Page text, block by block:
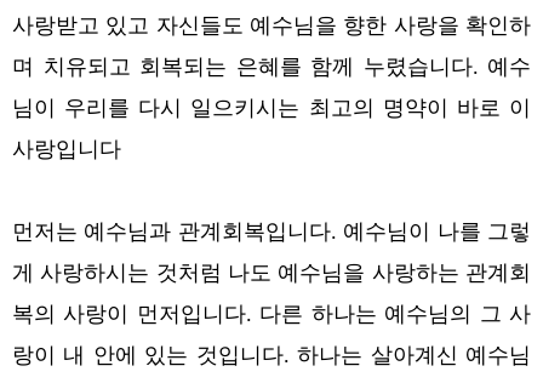
사랑받고 있고 자신들도 예수님을 향한 사랑을 확인하
며 치유되고 회복되는 은혜를 함께 누렸습니다. 예수
님이 우리를 다시 일으키시는 최고의 명약이 바로 이
사랑입니다
먼저는 예수님과 관계회복입니다. 예수님이 나를 그렇
게 사랑하시는 것처럼 나도 예수님을 사랑하는 관계회
복의 사랑이 먼저입니다. 다른 하나는 예수님의 그 사
랑이 내 안에 있는 것입니다. 하나는 살아계신 예수님